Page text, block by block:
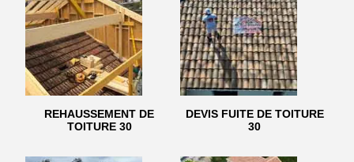
REHAUSSEMENT DE
TOITURE 30
DEVIS FUITE DE TOITURE
30